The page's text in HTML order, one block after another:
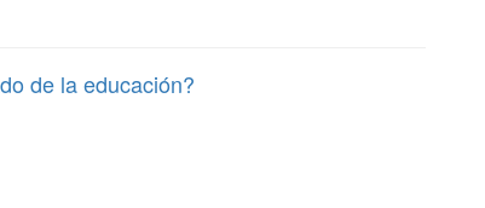
de la educación?